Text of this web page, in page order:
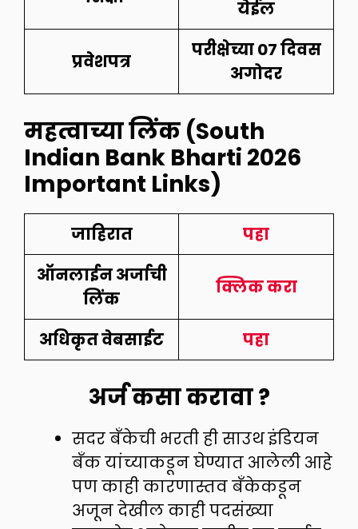
येईल
प्रवेशपत्र
परीक्षेच्या 07 दिवस
अगोदर
महत्वाच्या लिंक (South
Indian Bank Bharti 2026
Important Links)
जाहिरात
पहा
ऑनलाईन अर्जाची
लिंक
क्लिक करा
अधिकृत वेबसाईट पहा
अर्ज कसा करावा ?
सदर बँकेची भरती ही साउथ इंडियन
बँक यांच्याकडून घेण्यात आलेली आहे
पण काही कारणास्तव बँकेकडून
अजून देखील काही पदसंख्या